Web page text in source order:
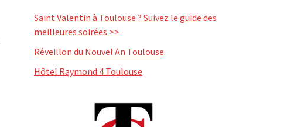
Saint Valentin à Toulouse ? Suivez le guide des
meilleures soirées >>
Réveillon du Nouvel An Toulouse
Hôtel Raymond 4 Toulouse